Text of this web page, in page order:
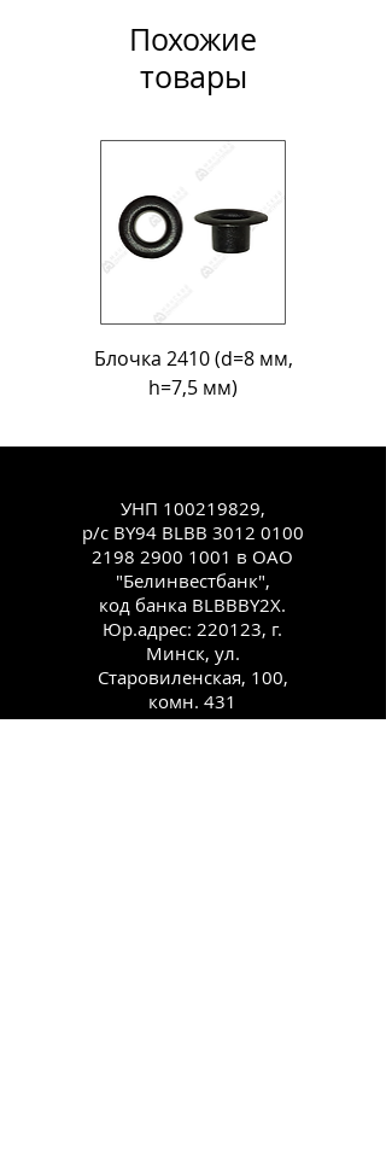
Похожие
товары
Блочка 2410 (d=8 мм,
h=7,5 мм)
УНП 100219829,
р/с BY94 BLBB 3012 0100
2198 2900 1001 в ОАО
"Белинвестбанк",
код банка BLBBBY2X.
Юр.адрес: 220123, г.
Минск, ул.
Старовиленская, 100,
комн. 431